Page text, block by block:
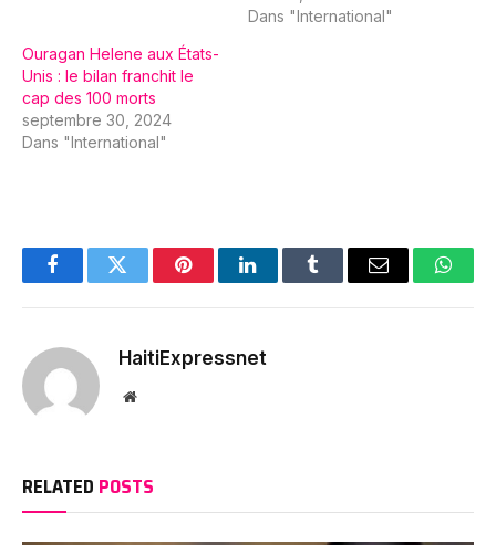
Dans "International"
Ouragan Helene aux États-
Unis : le bilan franchit le
cap des 100 morts
septembre 30, 2024
Dans "International"
FacebookTwitter PinterestLinkedInTumblr Email
HaitiExpressnet
Website
RELATED POSTS